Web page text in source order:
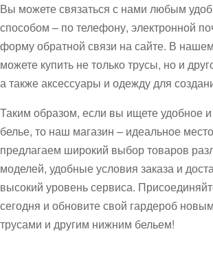
Вы можете связаться с нами любым
способом – по телефону, электронной
форму обратной связи на сайте. В
можете купить не только трусы, но и
а также аксессуары и одежду для
Таким образом, если вы ищете удобное
белье, то наш магазин – идеальное
предлагаем широкий выбор товаров
моделей, удобные условия заказа и
высокий уровень сервиса.
сегодня и обновите свой гардероб
трусами и другим нижним бельем!